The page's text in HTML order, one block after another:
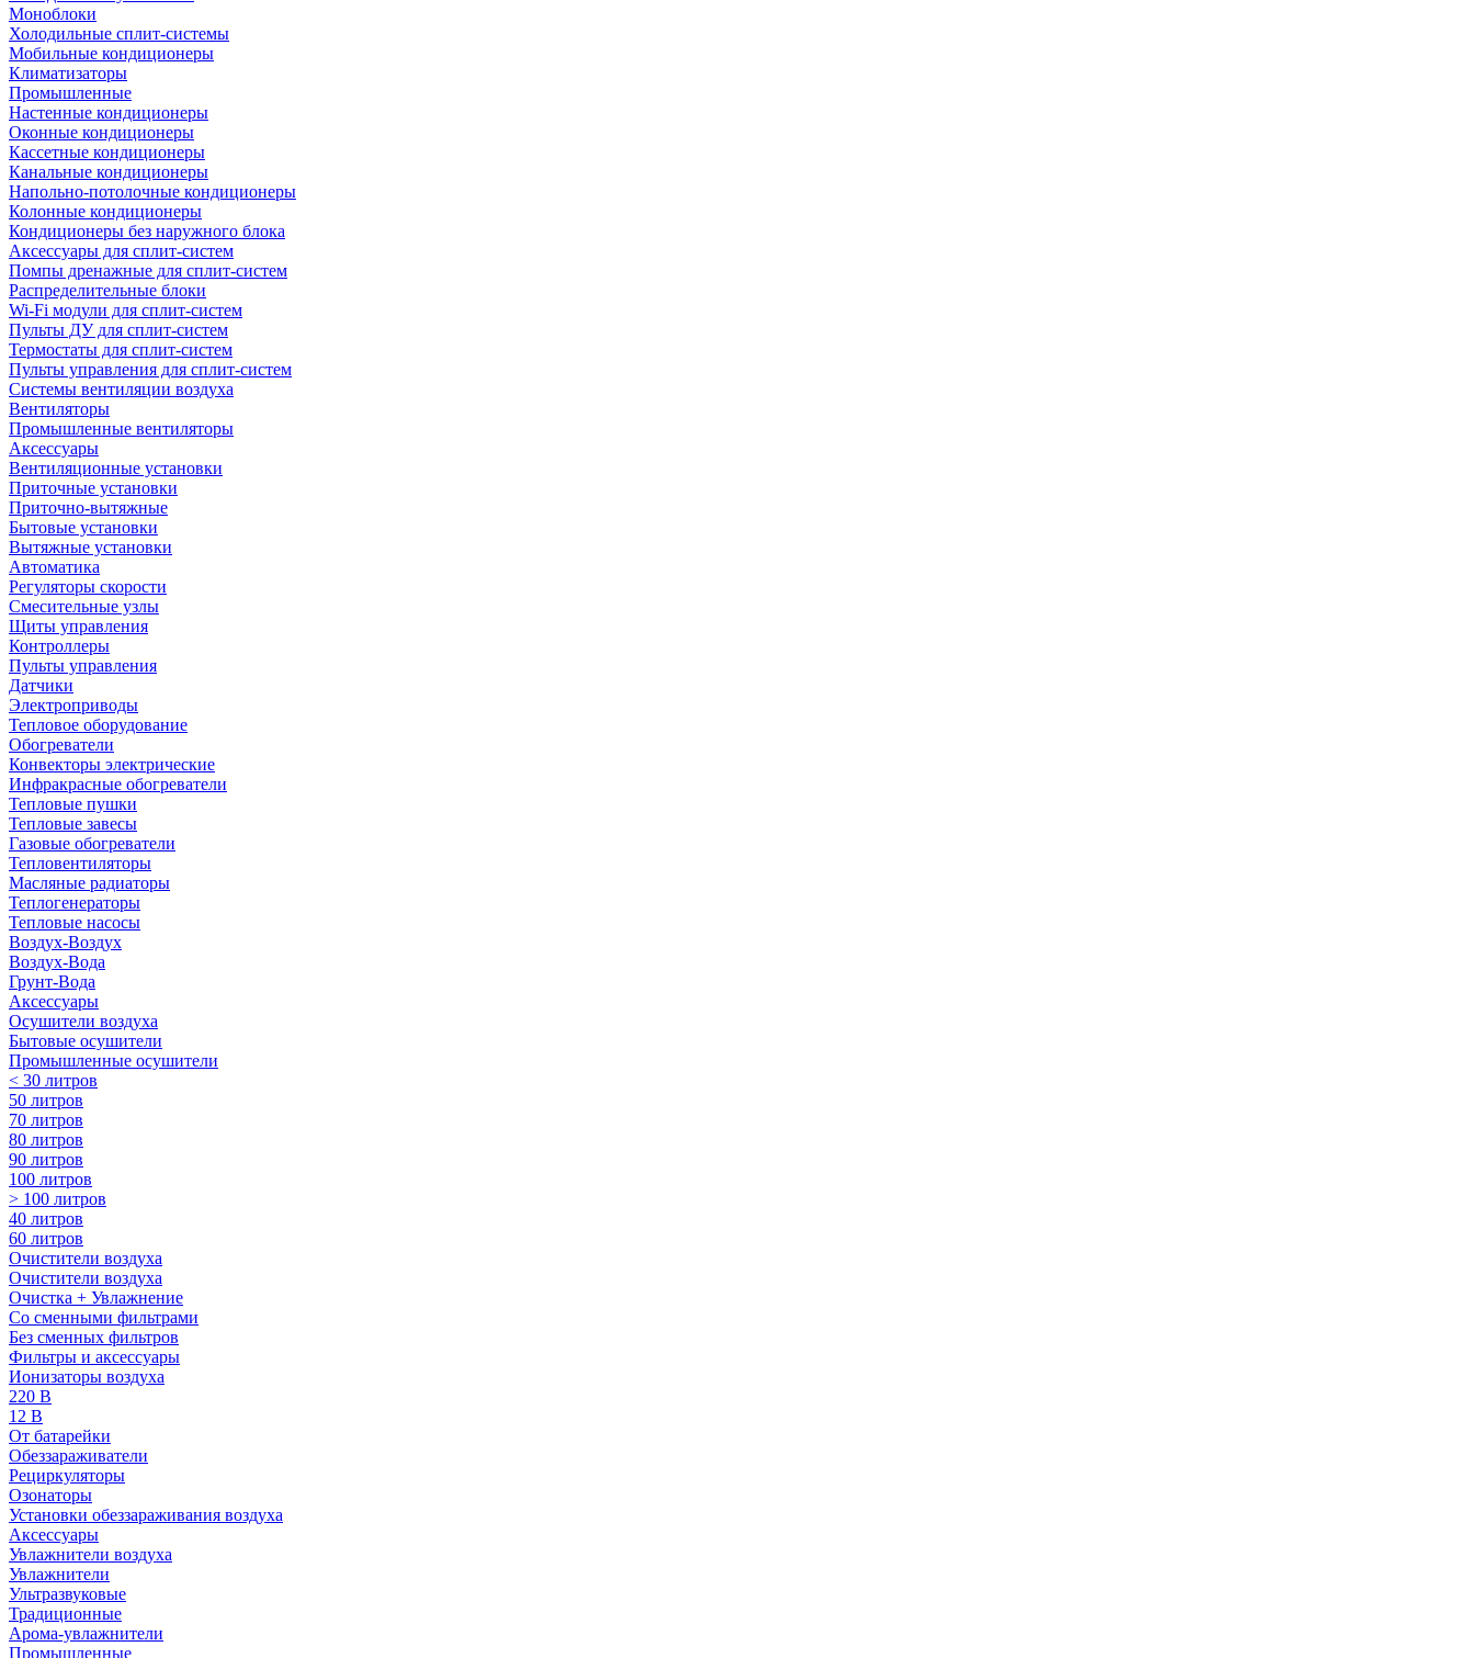
Моноблоки
Холодильные сплит-системы
Мобильные кондиционеры
Климатизаторы
Промышленные
Настенные кондиционеры
Оконные кондиционеры
Кассетные кондиционеры
Канальные кондиционеры
Напольно-потолочные кондиционеры
Колонные кондиционеры
Кондиционеры без наружного блока
Аксессуары для сплит-систем
Помпы дренажные для сплит-систем
Распределительные блоки
Wi-Fi модули для сплит-систем
Пульты ДУ для сплит-систем
Термостаты для сплит-систем
Пульты управления для сплит-систем
Системы вентиляции воздуха
Вентиляторы
Промышленные вентиляторы
Аксессуары
Вентиляционные установки
Приточные установки
Приточно-вытяжные
Бытовые установки
Вытяжные установки
Автоматика
Регуляторы скорости
Смесительные узлы
Щиты управления
Контроллеры
Пульты управления
Датчики
Электроприводы
Тепловое оборудование
Обогреватели
Конвекторы электрические
Инфракрасные обогреватели
Тепловые пушки
Тепловые завесы
Газовые обогреватели
Тепловентиляторы
Масляные радиаторы
Теплогенераторы
Тепловые насосы
Воздух-Воздух
Воздух-Вода
Грунт-Вода
Аксессуары
Осушители воздуха
Бытовые осушители
Промышленные осушители
< 30 литров
50 литров
70 литров
80 литров
90 литров
100 литров
> 100 литров
40 литров
60 литров
Очистители воздуха
Очистители воздуха
Очистка + Увлажнение
Cо сменными фильтрами
Без сменных фильтров
Фильтры и аксессуары
Ионизаторы воздуха
220 В
12 В
От батарейки
Обеззараживатели
Рециркуляторы
Озонаторы
Установки обеззараживания воздуха
Аксессуары
Увлажнители воздуха
Увлажнители
Ультразвуковые
Традиционные
Арома-увлажнители
Промышленные